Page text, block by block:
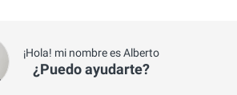
¡Hola! mi nombre es Alberto
¿Puedo ayudarte?